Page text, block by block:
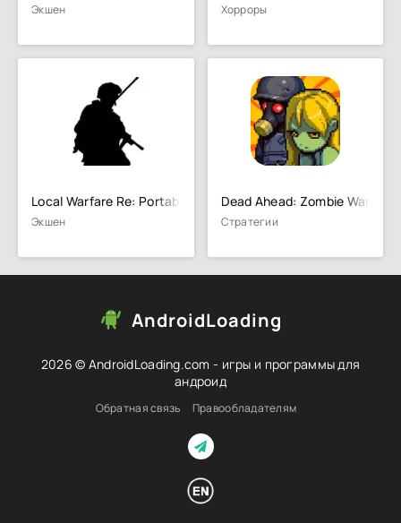
Экшен Хорроры
Local Warfare Re: Portable
Экшен
Dead Ahead: Zombie Warfare
Стратегии
AndroidLoading
2026 © AndroidLoading.com - игры и программы для
андроид
Обратная связь Правообладателям